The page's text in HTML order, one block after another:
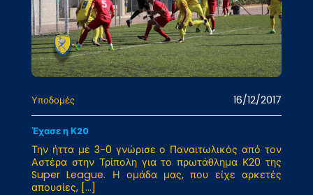
Υποδομές 16/12/2017
Έχασε η Κ20
Την ήττα με 3-0 γνώρισε ο Παναιτωλικός από τον
Αστέρα στην Τρίπολη για το πρωτάθλημα Κ20 της
Super League. Η ομάδα μας, που είχε αρκετές
απουσίες, […]